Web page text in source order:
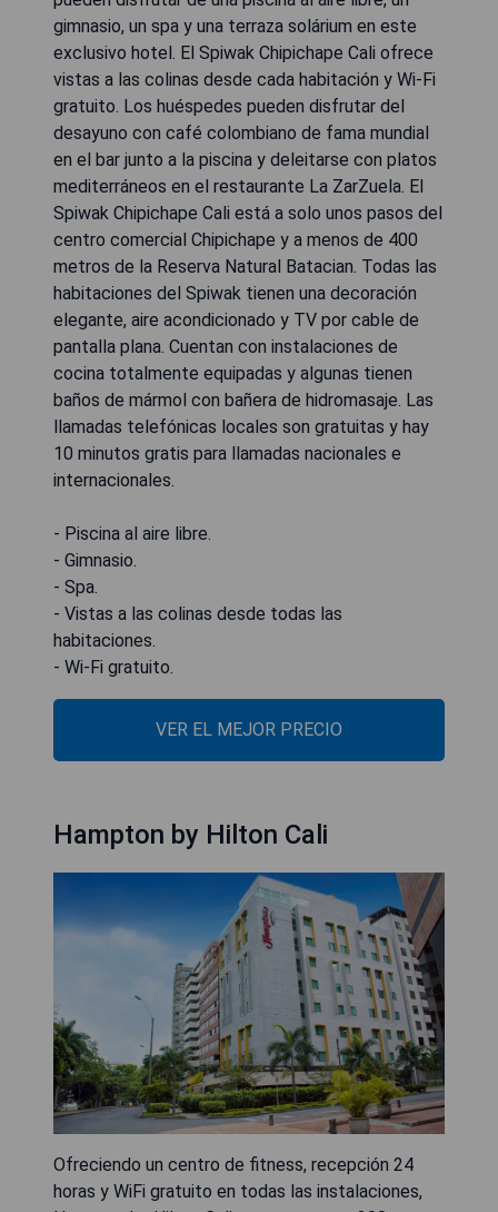
gimnasio, un spa y una terraza solárium en este
exclusivo hotel. El Spiwak Chipichape Cali ofrece
vistas a las colinas desde cada habitación y Wi-Fi
gratuito. Los huéspedes pueden disfrutar del
desayuno con café colombiano de fama mundial
en el bar junto a la piscina y deleitarse con platos
mediterráneos en el restaurante La ZarZuela. El
Spiwak Chipichape Cali está a solo unos pasos del
centro comercial Chipichape y a menos de 400
metros de la Reserva Natural Batacian. Todas las
habitaciones del Spiwak tienen una decoración
elegante, aire acondicionado y TV por cable de
pantalla plana. Cuentan con instalaciones de
cocina totalmente equipadas y algunas tienen
baños de mármol con bañera de hidromasaje. Las
llamadas telefónicas locales son gratuitas y hay
10 minutos gratis para llamadas nacionales e
internacionales.
- Piscina al aire libre.
- Gimnasio.
- Spa.
- Vistas a las colinas desde todas las
habitaciones.
- Wi-Fi gratuito.
VER EL MEJOR PRECIO
Hampton by Hilton Cali
Ofreciendo un centro de fitness, recepción 24
horas y WiFi gratuito en todas las instalaciones,